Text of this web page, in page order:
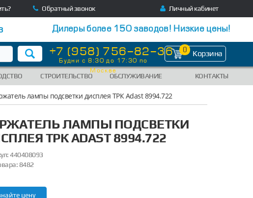
Обратный звонок Личный кабинет
Дилеры более 150 заводов! Низкие цены!
+7 (958) 756-82-36
Будни с 8:30 до 17:30 по
Москве
0 Корзина
СТРОИТЕЛЬСТВО ОБСЛУЖИВАНИЕ КОНТАКТЫ
лампы подсветки дисплея ТРК Adast 8994.722
ЛАМПЫ ПОДСВЕТКИ
ТРК ADAST 8994.722
440408093
8482
цену